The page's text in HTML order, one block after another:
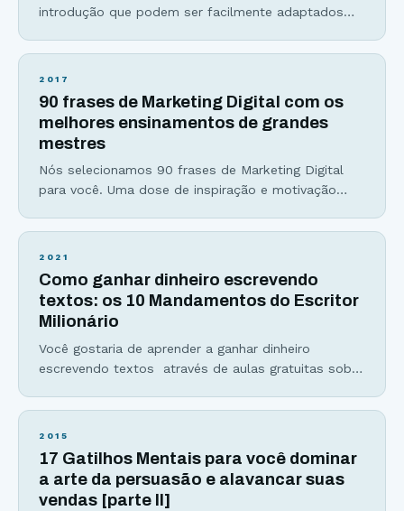
introdução que podem ser facilmente adaptados
sim, é porque já está convencido do poder de uma
pode ser que você esteja perdendo muitos leitores
pelo
2017
90 frases de Marketing Digital com os
melhores ensinamentos de grandes
mestres
Nós selecionamos 90 frases de Marketing Digital
para você. Uma dose de inspiração e motivação
usando o Marketing Digital como importante
marca poderosa. São 90 frases de Marketing Digital
contendo ensinamentos dos
2021
Como ganhar dinheiro escrevendo
textos: os 10 Mandamentos do Escritor
Milionário
Você gostaria de aprender a ganhar dinheiro
escrevendo textos através de aulas gratuitas sobre
sobre como viver da escrita estará a sua disposição
abaixo. Conheça os 10 princípios que um escritor
deve seguir para ser bem-sucedido e
2015
17 Gatilhos Mentais para você dominar
a arte da persuasão e alavancar suas
vendas [parte II]